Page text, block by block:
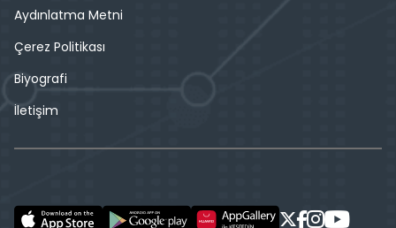
Aydınlatma Metni
Çerez Politikası
Biyografi
İletişim